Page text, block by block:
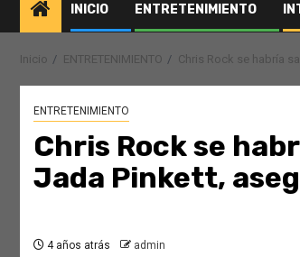
INICIO ENTRETENIMIENTO
Inicio ENTRETENIMIENTO Chris Rock se habría
ENTRETENIMIENTO
Chris Rock se
Jada Pinkett,
4 años atrás admin